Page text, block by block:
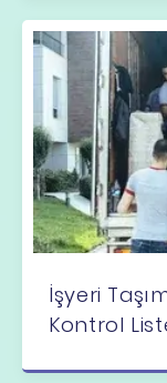
İşyeri
Kontrol